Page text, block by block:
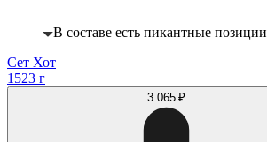
В составе есть пикантные позиции
Сет Хот
1523 г
3 065 ₽